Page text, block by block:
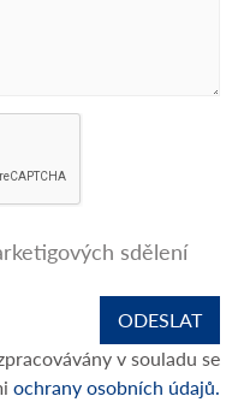
sdělení
v souladu se
ochrany osobních údajů.